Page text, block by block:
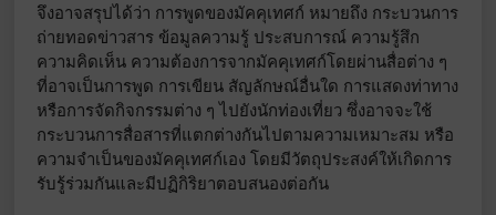
จึงอาจสรุปได้ว่า การพูดของมัคคุเทศก์ หมายถึง กระบวนการ
ถ่ายทอดข่าวสาร ข้อมูลความรู้ ประสบการณ์ ความรู้สึก
ความคิดเห็น ความต้องการจากมัคคุเทศก์โดยผ่านสื่อต่าง ๆ
ที่อาจเป็นการพูด การเขียน สัญลักษณ์อื่นใด การแสดงท่าทาง
หรือการจัดกิจกรรมต่าง ๆ ไปยังนักท่องเที่ยว ซึ่งอาจจะใช้
กระบวนการสื่อสารที่แตกต่างกันไปตามความเหมาะสม หรือ
ความจําเป็นของมัคคุเทศก์เอง โดยมีวัตถุประสงค์ให้เกิดการ
รับรู้ร่วมกันและมีปฏิกิริยาตอบสนองต่อกัน